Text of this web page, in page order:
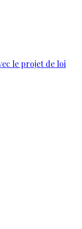
le projet de loi